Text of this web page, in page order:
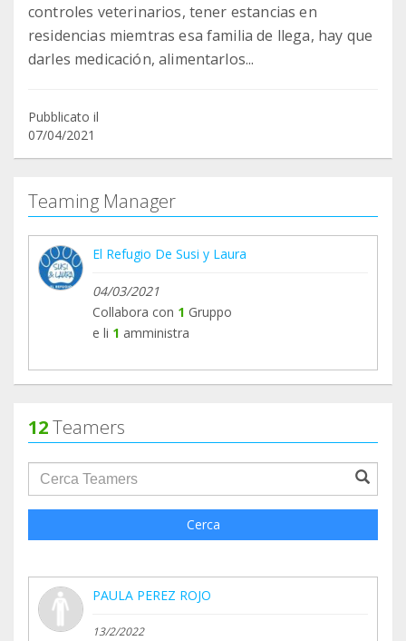
controles veterinarios, tener estancias en
residencias miemtras esa familia de llega, hay que
darles medicación, alimentarlos...
Pubblicato il
07/04/2021
Teaming Manager
El Refugio De Susi y Laura
04/03/2021
Collabora con 1 Gruppo
e li 1 amministra
12Teamers
groupProfile.searchForm.search.text???
Cerca
PAULA PEREZ ROJO
13/2/2022